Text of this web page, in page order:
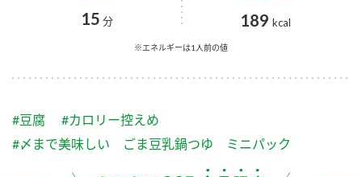
スープ 中華
ふりかけ おすしの素
かおりの蔵
つゆ
鍋なび
納豆のサイト
企業理念
ミツカンを知る
水の文化センター（アーカイブ）
お客様相談センター
15 分 189 kcal
※エネルギーは1人前の値
#豆腐
#カロリー控えめ
#〆まで美味しい ごま豆乳鍋つゆ ミニパック